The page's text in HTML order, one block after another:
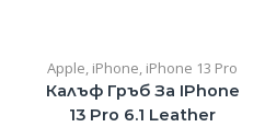
Apple, iPhone, iPhone 13 Pro
Калъф Гръб За IPhone
13 Pro 6.1 Leather